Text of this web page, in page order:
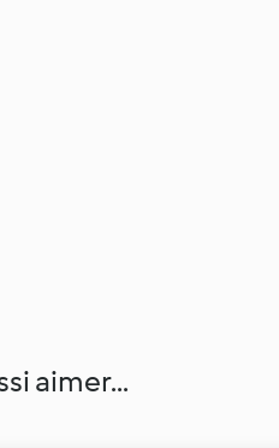
aimer...